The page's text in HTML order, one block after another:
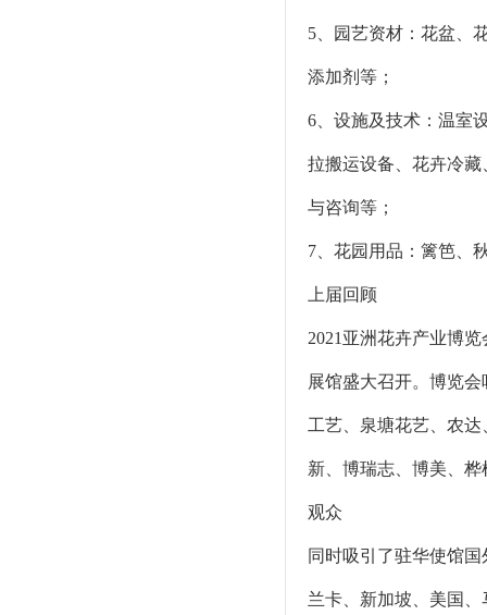
5、园艺资材：花盆、
添加剂等；
6、设施及技术：温室
拉搬运设备、花卉冷
与咨询等；
7、花园用品：篱笆、
上届回顾
2021亚洲花卉产业博
展馆盛大召开。博览
工艺、泉塘花艺、农
新、博瑞志、博美、
观众
同时吸引了驻华使馆
兰卡、新加坡、美国